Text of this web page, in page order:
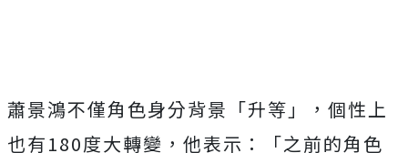
蕭景鴻不僅角色身分背景「升等」，個性上
也有180度大轉變， 他表示：「之前的角色